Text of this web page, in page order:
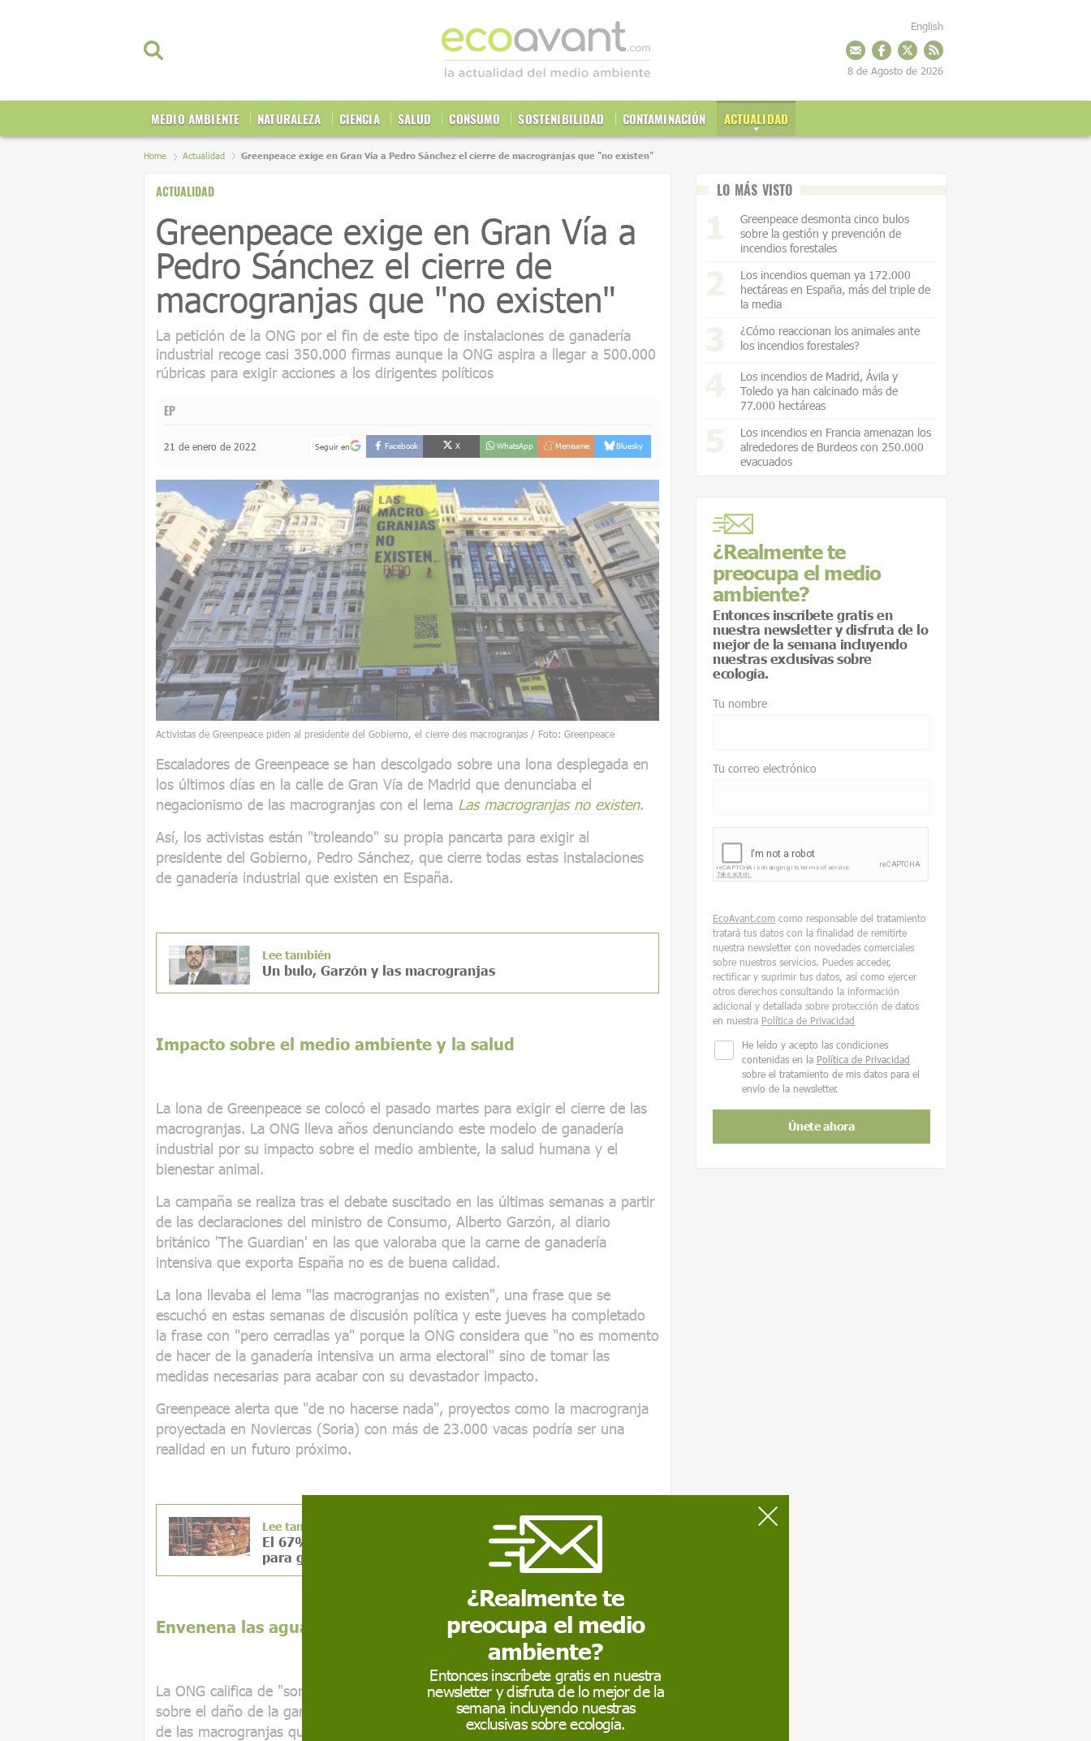
MEDIO AMBIENTE NATURALEZA CIENCIA SALUD CONSUMO SOSTENIBILIDAD CONTAMINACIÓN ACTUALIDAD
English
8 de Agosto de 2026
Home Actualidad Greenpeace exige en Gran Vía a Pedro Sánchez el cierre de macrogranjas que "no existen"
ACTUALIDAD
Greenpeace exige en Gran Vía a
Pedro Sánchez el cierre de
macrogranjas que "no existen"
La petición de la ONG por el fin de este tipo de instalaciones de ganadería
industrial recoge casi 350.000 firmas aunque la ONG aspira a llegar a 500.000
rúbricas para exigir acciones a los dirigentes políticos
EP
21 de enero de 2022 Seguir en Facebook X WhatsApp Meneame Bluesky
Activistas de Greenpeace piden al presidente del Gobierno, el cierre des macrogranjas / Foto: Greenpeace
Escaladores de Greenpeace se han descolgado sobre una lona desplegada en
los últimos días en la calle de Gran Vía de Madrid que denunciaba el
negacionismo de las macrogranjas con el lema Las macrogranjas no existen.
Así, los activistas están "troleando" su propia pancarta para exigir al
presidente del Gobierno, Pedro Sánchez, que cierre todas estas instalaciones
de ganadería industrial que existen en España.
Lee también
Un bulo, Garzón y las macrogranjas
Impacto sobre el medio ambiente y la salud
La lona de Greenpeace se colocó el pasado martes para exigir el cierre de las
macrogranjas. La ONG lleva años denunciando este modelo de ganadería
industrial por su impacto sobre el medio ambiente, la salud humana y el
bienestar animal.
La campaña se realiza tras el debate suscitado en las últimas semanas a partir
de las declaraciones del ministro de Consumo, Alberto Garzón, al diario
británico 'The Guardian' en las que valoraba que la carne de ganadería
intensiva que exporta España no es de buena calidad.
La lona llevaba el lema "las macrogranjas no existen", una frase que se
escuchó en estas semanas de discusión política y este jueves ha completado
la frase con "pero cerradlas ya" porque la ONG considera que "no es momento
de hacer de la ganadería intensiva un arma electoral" sino de tomar las
medidas necesarias para acabar con su devastador impacto.
Greenpeace alerta que "de no hacerse nada", proyectos como la macrogranja
proyectada en Noviercas (Soria) con más de 23.000 vacas podría ser una
realidad en un futuro próximo.
Lee también
El 67% de la ciudadanía está a favor de prohibir las jaulas
para gallinas
Envenena las aguas y maltrata animales
La ONG califica de "sorprendente" que la clase política "desoiga las evidencias"
sobre el daño de la ganadería industrial y "genere un circo mediático" acerca
de las macrogranjas que "se están convirtiendo en uno de los principales
LO MÁS VISTO
Greenpeace desmonta cinco bulos
sobre la gestión y prevención de
incendios forestales
Los incendios queman ya 172.000
hectáreas en España, más del triple de
la media
¿Cómo reaccionan los animales ante
los incendios forestales?
Los incendios de Madrid, Ávila y
Toledo ya han calcinado más de
77.000 hectáreas
Los incendios en Francia amenazan los
alrededores de Burdeos con 250.000
evacuados
¿Realmente te
preocupa el medio
ambiente?
Entonces inscríbete gratis en
nuestra newsletter y disfruta de lo
mejor de la semana incluyendo
nuestras exclusivas sobre
ecología.
Tu nombre
Tu correo electrónico
EcoAvant.com como responsable del tratamiento
tratará tus datos con la finalidad de remitirte
nuestra newsletter con novedades comerciales
sobre nuestros servicios. Puedes acceder,
rectificar y suprimir tus datos, así como ejercer
otros derechos consultando la información
adicional y detallada sobre protección de datos
en nuestra Política de Privacidad
He leído y acepto las condiciones
contenidas en la Política de Privacidad
sobre el tratamiento de mis datos para el
envío de la newsletter.
¿Realmente te
preocupa el medio
ambiente?
Entonces inscríbete gratis en nuestra
newsletter y disfruta de lo mejor de la
semana incluyendo nuestras
exclusivas sobre ecología.